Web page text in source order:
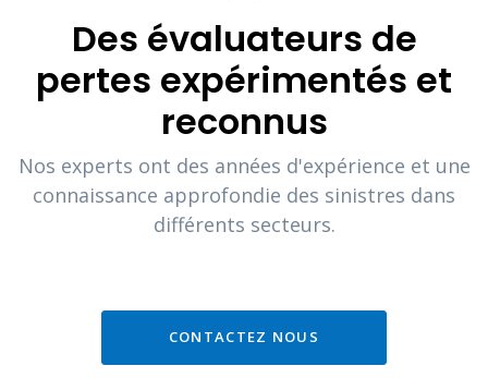
Des évaluateurs de
pertes expérimentés et
reconnus
Nos experts ont des années d'expérience et une
connaissance approfondie des sinistres dans
différents secteurs.
CONTACTEZ NOUS